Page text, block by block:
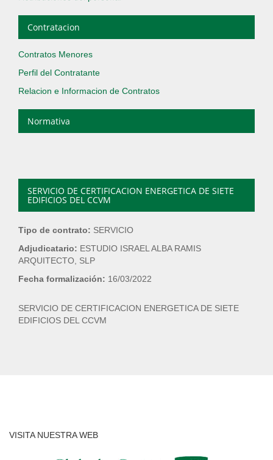
Contratacion
Contratos Menores
Perfil del Contratante
Relacion e Informacion de Contratos
Normativa
SERVICIO DE CERTIFICACION ENERGETICA DE SIETE
EDIFICIOS DEL CCVM
Tipo de contrato: SERVICIO
Adjudicatario: ESTUDIO ISRAEL ALBA RAMIS
ARQUITECTO, SLP
Fecha formalización: 16/03/2022
SERVICIO DE CERTIFICACION ENERGETICA DE SIETE
EDIFICIOS DEL CCVM
VISITA NUESTRA WEB